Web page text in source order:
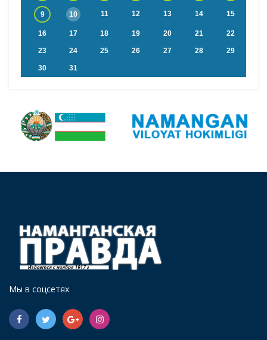
9 10 11 12 13 14 15
16 17 18 19 20 21 22
23 24 25 26 27 28 29
30 31
Мы в соцсетях